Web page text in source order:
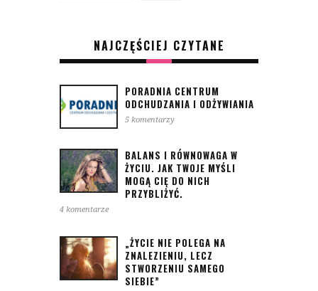
NAJCZĘŚCIEJ CZYTANE
PORADNIA CENTRUM
ODCHUDZANIA I ODŻYWIANIA
5 komentarzy
BALANS I RÓWNOWAGA W
ŻYCIU. JAK TWOJE MYŚLI
MOGĄ CIĘ DO NICH
PRZYBLIŻYĆ.
4 komentarze
„ŻYCIE NIE POLEGA NA
ZNALEZIENIU, LECZ
STWORZENIU SAMEGO
SIEBIE”